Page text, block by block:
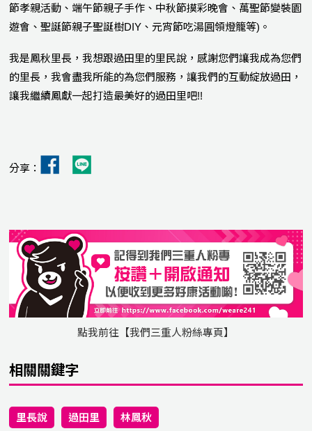
節孝親活動、端午節親子手作、中秋節摸彩晚會、萬聖節變裝園
遊會、聖誕節親子聖誕樹DIY、元宵節吃湯圓領燈籠等)。
我是鳳秋里長，我想跟過田里的里民說，感謝您們讓我成為您們
的里長，我會盡我所能的為您們服務，讓我們的互動綻放過田，
讓我繼續鳳獻一起打造最美好的過田里吧!!
分享：
點我前往【我們三重人粉絲專頁】
相關關鍵字
里長說 過田里 林鳳秋